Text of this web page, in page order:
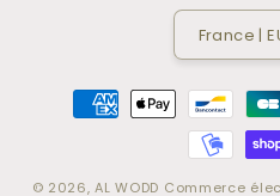
Moyens
© 2026,AL WODD Commerce